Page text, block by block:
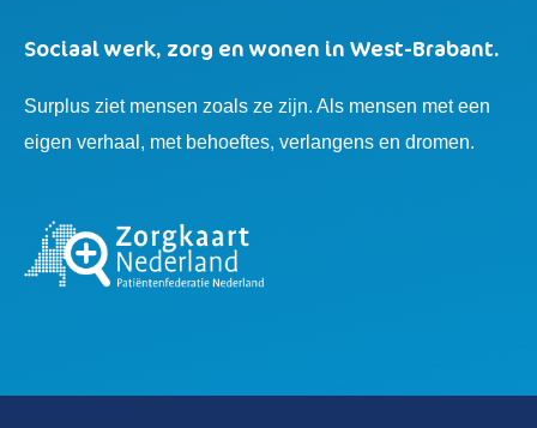
Sociaal werk, zorg en wonen in West-Brabant.
Surplus ziet mensen zoals ze zijn. Als mensen met een
eigen verhaal, met behoeftes, verlangens en dromen.